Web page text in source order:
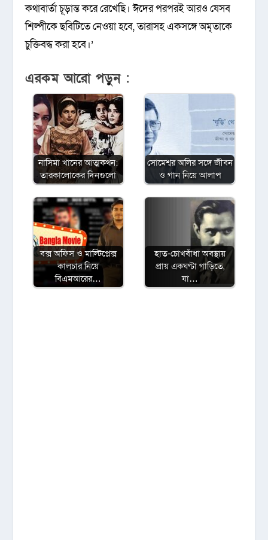
কথাবার্তা চূড়ান্ত করে রেখেছি। ঈদের পরপরই আরও যেসব
শিল্পীকে ছবিটিতে নেওয়া হবে, তারাসহ একসঙ্গে অমৃতাকে
চুক্তিবদ্ধ করা হবে।’
এরকম আরো পড়ুন :
নাসিমা খানের আত্মকথন:
তারকালোকের দিনগুলো
সোমেশ্বর অলির সঙ্গে জীবন
ও গান নিয়ে আলাপ
বক্স অফিস ও মাল্টিপ্লেক্স
কালচার নিয়ে
বিএমআরের…
হাত-চোখবাঁধা অবস্থায়
প্রায় একঘণ্টা গাড়িতে,
যা…